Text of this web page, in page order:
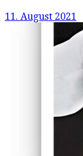
11. August 2021